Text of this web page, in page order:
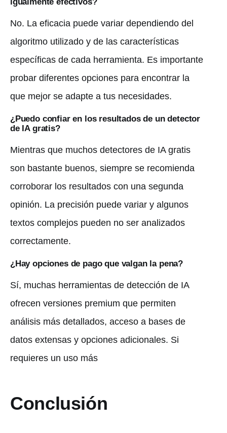
No. La eficacia puede variar dependiendo del
algoritmo utilizado y de las características
específicas de cada herramienta. Es importante
probar diferentes opciones para encontrar la
que mejor se adapte a tus necesidades.
¿Puedo confiar en los resultados de un detector
de IA gratis?
Mientras que muchos detectores de IA gratis
son bastante buenos, siempre se recomienda
corroborar los resultados con una segunda
opinión. La precisión puede variar y algunos
textos complejos pueden no ser analizados
correctamente.
¿Hay opciones de pago que valgan la pena?
Sí, muchas herramientas de detección de IA
ofrecen versiones premium que permiten
análisis más detallados, acceso a bases de
datos extensas y opciones adicionales. Si
requieres un uso más
Conclusión